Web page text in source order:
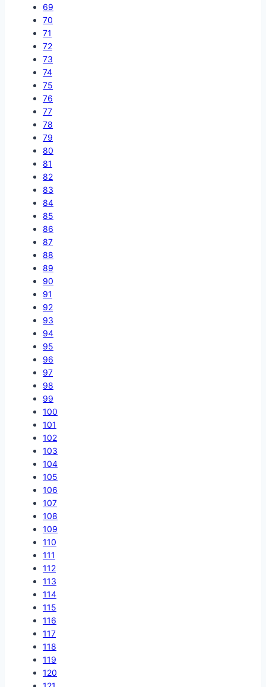
69
70
71
72
73
74
75
76
77
78
79
80
81
82
83
84
85
86
87
88
89
90
91
92
93
94
95
96
97
98
99
100
101
102
103
104
105
106
107
108
109
110
111
112
113
114
115
116
117
118
119
120